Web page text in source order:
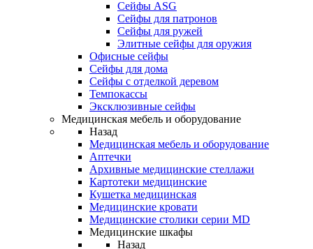
Сейфы ASG
Сейфы для патронов
Сейфы для ружей
Элитные сейфы для оружия
Офисные сейфы
Сейфы для дома
Сейфы с отделкой деревом
Темпокассы
Эксклюзивные сейфы
Медицинская мебель и оборудование
Назад
Медицинская мебель и оборудование
Аптечки
Архивные медицинские стеллажи
Картотеки медицинские
Кушетка медицинская
Медицинские кровати
Медицинские столики серии MD
Медицинские шкафы
Назад